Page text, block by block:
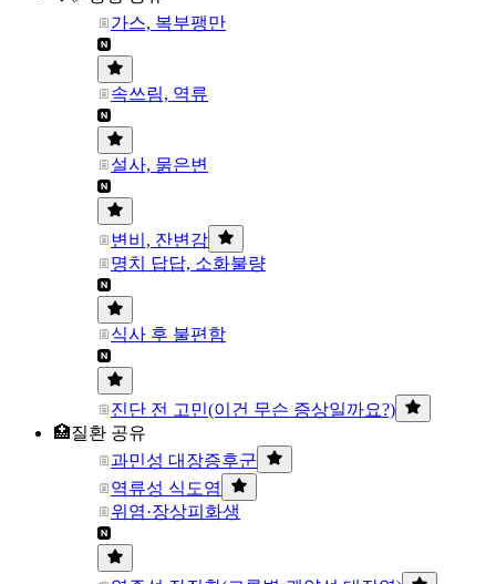
가스, 복부팽만
속쓰림, 역류
설사, 묽은변
변비, 잔변감
명치 답답, 소화불량
식사 후 불편함
진단 전 고민(이건 무슨 증상일까요?)
🏥질환 공유
과민성 대장증후군
역류성 식도염
위염·장상피화생